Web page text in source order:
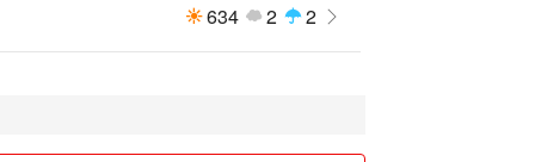
634 2 2